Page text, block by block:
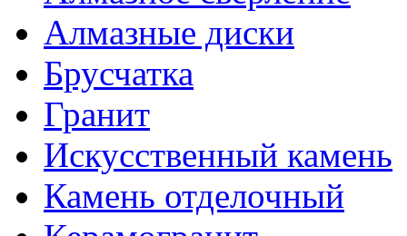
Алмазные диски
Брусчатка
Гранит
Искусственный камень
Камень отделочный